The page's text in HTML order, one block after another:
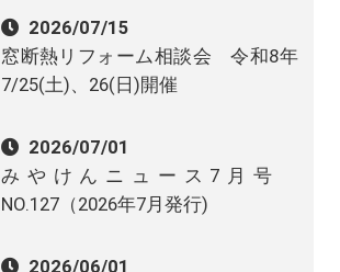
2026/07/15
窓断熱リフォーム相談会 令和8年
7/25(土)、26(日)開催
2026/07/01
みやけんニュース7月号
NO.127（2026年7月発行)
2026/06/01